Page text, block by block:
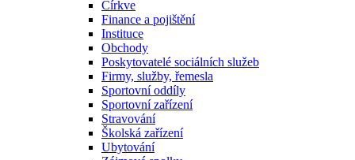
Církve
Finance a pojištění
Instituce
Obchody
Poskytovatelé sociálních služeb
Firmy, služby, řemesla
Sportovní oddíly
Sportovní zařízení
Stravování
Školská zařízení
Ubytování